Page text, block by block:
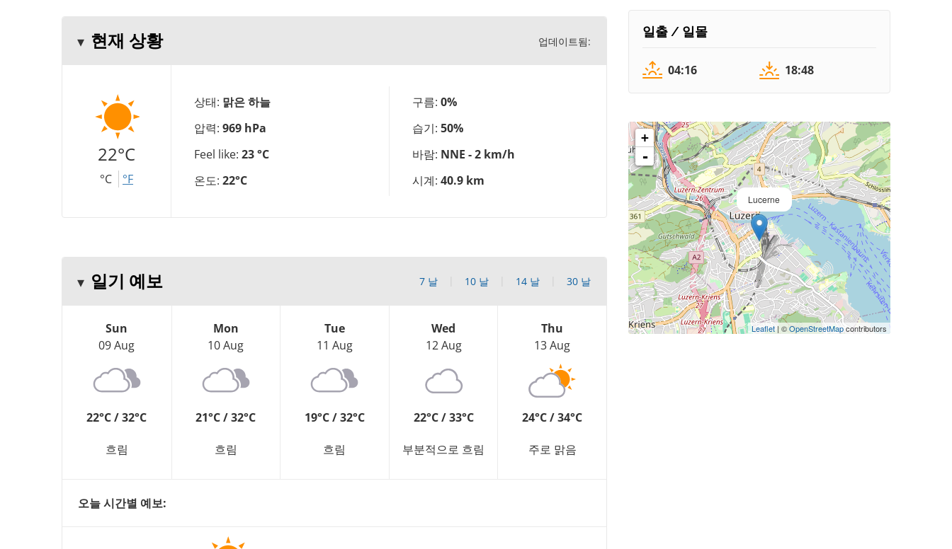
현재 상황 업데이트됨:
22°C
°C °F
상태: 맑은 하늘
압력: 969 hPa
Feel like: 23 °C
온도: 22°C
구름: 0%
습기: 50%
바람: NNE - 2 km/h
시계: 40.9 km
일기 예보 7 날 10 날 14 날 30 날
Sun
09 Aug
22°C / 32°C
흐림
Mon
10 Aug
21°C / 32°C
흐림
Tue
11 Aug
19°C / 32°C
흐림
Wed
12 Aug
22°C / 33°C
부분적으로 흐림
Thu
13 Aug
24°C / 34°C
주로 맑음
오늘 시간별 예보:
일출 / 일몰
04:16 18:48
Lucerne
+
-
Leaflet| ©OpenStreetMapcontributors